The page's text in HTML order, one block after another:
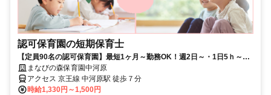
認可保育園の短期保育士
【定員90名の認可保育園】最短1ヶ月～勤務OK！週2日～・1日5ｈ～応
相談★事前見学も大歓迎
まなびの森保育園中河原
アクセス 京王線 中河原駅 徒歩７分
時給1,330円～1,500円